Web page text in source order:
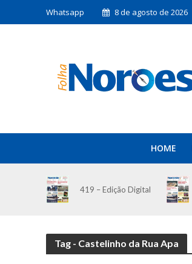
Whatsapp 8 de agosto de 2026
HOME
419 – Edição Digital
Tag - Castelinho da Rua Apa